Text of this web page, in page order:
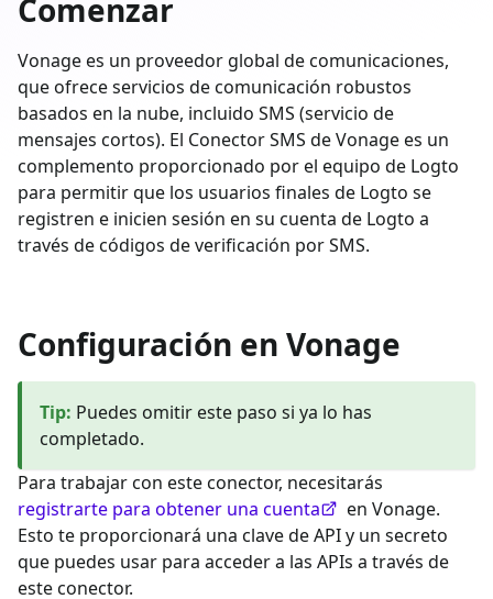
Comenzar
Vonage es un proveedor global de comunicaciones,
que ofrece servicios de comunicación robustos
basados en la nube, incluido SMS (servicio de
mensajes cortos). El Conector SMS de Vonage es un
complemento proporcionado por el equipo de Logto
para permitir que los usuarios finales de Logto se
registren e inicien sesión en su cuenta de Logto a
través de códigos de verificación por SMS.
Configuración en Vonage
Tip: Puedes omitir este paso si ya lo has
completado.
Para trabajar con este conector, necesitarás
registrarte para obtener una cuenta
en Vonage.
Esto te proporcionará una clave de API y un secreto
que puedes usar para acceder a las APIs a través de
este conector.